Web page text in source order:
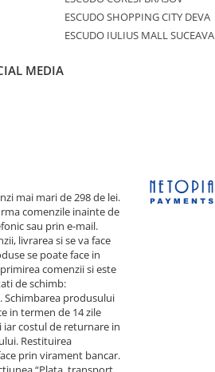
ESCUDO SHOPPING CITY DEVA
ESCUDO IULIUS MALL SUCEAVA
MEDIA
mai mari de 298 de lei.
comenzile inainte de
sau prin e-mail.
livrarea si se va face
se poate face in
comenzii si este
de schimb:
Schimbarea produsului
in termen de 14 zile
iar costul de returnare in
Restituirea
prin virament bancar.